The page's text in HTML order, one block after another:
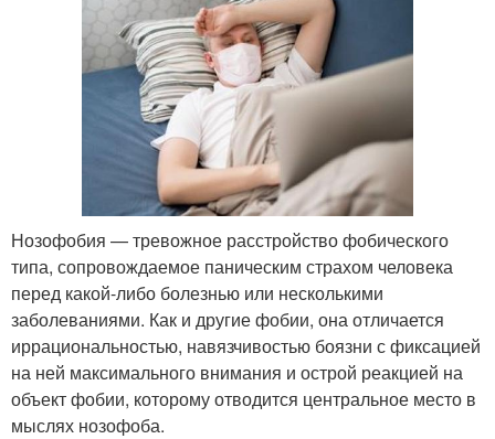
Нозофобия — тревожное расстройство фобического
типа, сопровождаемое паническим страхом человека
перед какой-либо болезнью или несколькими
заболеваниями. Как и другие фобии, она отличается
иррациональностью, навязчивостью боязни с фиксацией
на ней максимального внимания и острой реакцией на
объект фобии, которому отводится центральное место в
мыслях нозофоба.